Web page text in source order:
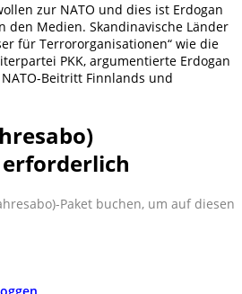
zur NATO und dies ist Erdogan
den Medien. Skandinavische Länder
für Terrororganisationen“ wie die
PKK, argumentierte Erdogan
Beitritt Finnlands und
Paket buchen, um auf diesen